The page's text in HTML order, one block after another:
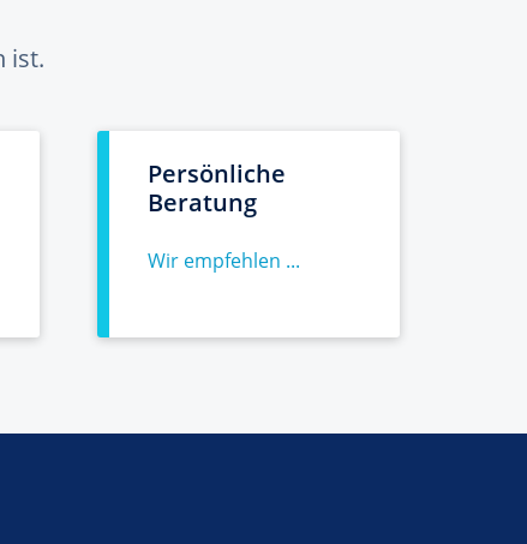
ist.
Persönliche
Beratung
Wir empfehlen ...